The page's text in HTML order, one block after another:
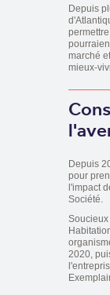
Depuis
marché
mieux-
Depuis
pour
l'impact
Société.
2020,